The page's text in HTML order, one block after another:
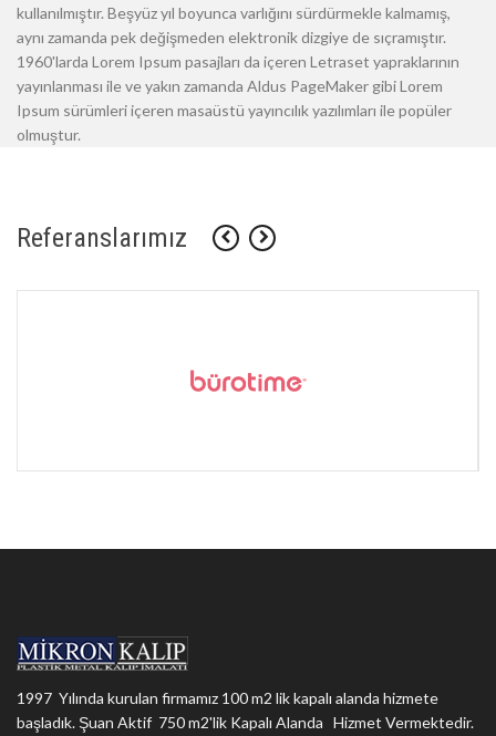
kullanılmıştır. Beşyüz yıl boyunca varlığını sürdürmekle kalmamış,
aynı zamanda pek değişmeden elektronik dizgiye de sıçramıştır.
1960'larda Lorem Ipsum pasajları da içeren Letraset yapraklarının
yayınlanması ile ve yakın zamanda Aldus PageMaker gibi Lorem
Ipsum sürümleri içeren masaüstü yayıncılık yazılımları ile popüler
olmuştur.
Referanslarımız
1997 Yılında kurulan firmamız 100 m2 lik kapalı alanda hizmete
başladık. Şuan Aktif 750 m2'lik Kapalı Alanda Hizmet Vermektedir.